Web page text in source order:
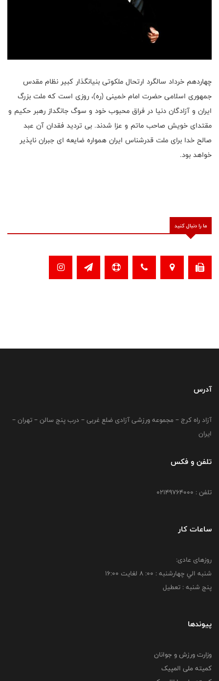
چهاردهم خرداد سالگرد ارتحال ملکوتی بنیانگذار کبیر نظام مقدس
جمهوری اسلامی حضرت امام خمینی (ره)، روزی است که ملت بزرگ
ایران و آزادگان دنیا در فراق محبوب خود و سوگ جانگداز رهبر حکیم و
مقتدای خویش صاحب ماتم و عزا شدند. بی تردید فقدان آن عبد
صالح خدا برای ملت قدرشناس ایران همواره ضایعه ای جبران ناپذیر
خواهد بود.
ما را دنبال کنید
آدرس
آزاد راه کرج – مجموعه ورزشی آزادی ضلع غربی – درب پنج سالن – تهران –
ایران
تلفن و فکس
تلفن : 02149764000
ساعات کار
روزهای عادی:
شنبه الي چهارشنبه : 00: 8 لغايت 16:00
پنج شنبه : تعطیل
پیوندها
وزارت ورزش و جوانان
کمیته ملی المپیک